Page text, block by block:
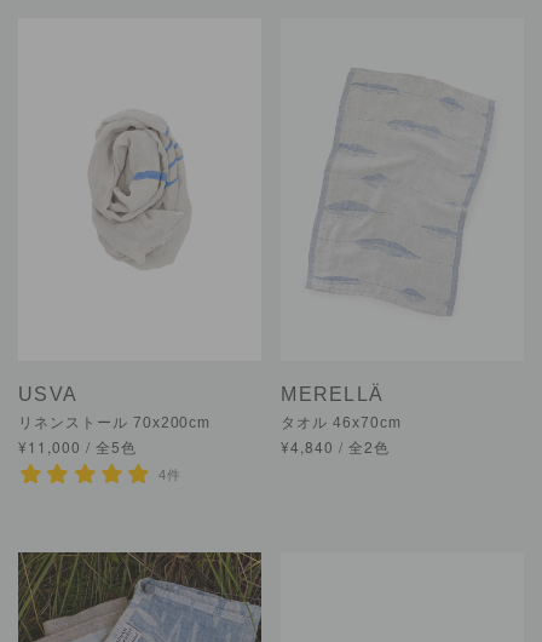
USVA
リネンストール 70x200cm
¥11,000 / 全5色
4件
MERELLÄ
タオル 46x70cm
¥4,840 / 全2色